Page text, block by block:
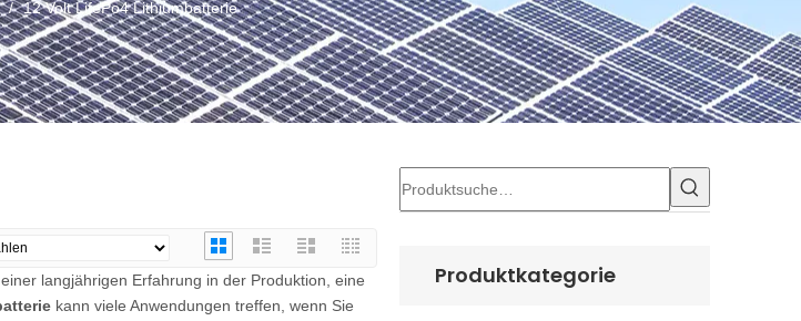
/ 12 Volt LifePo4 Lithiumbatterie
, einer langjährigen Erfahrung in der Produktion, eine
kann viele Anwendungen treffen, wenn Sie
Produktkategorie